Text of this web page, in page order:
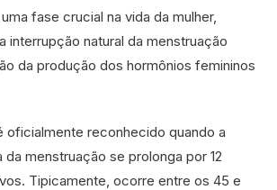
fase crucial na vida da mulher,
interrupção natural da menstruação
da produção dos hormônios femininos
oficialmente reconhecido quando a
da menstruação se prolonga por 12
Tipicamente, ocorre entre os 45 e